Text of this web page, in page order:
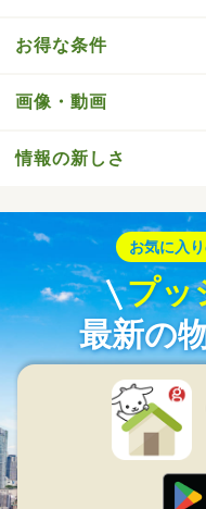
お得な条件
画像・動画
情報の新しさ
お気に入
プッ
最新の